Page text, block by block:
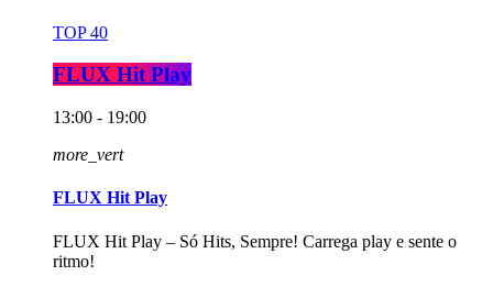
TOP 40
FLUX Hit Play
13:00 - 19:00
more_vert
FLUX Hit Play
FLUX Hit Play – Só Hits, Sempre! Carrega play e sente o
ritmo!